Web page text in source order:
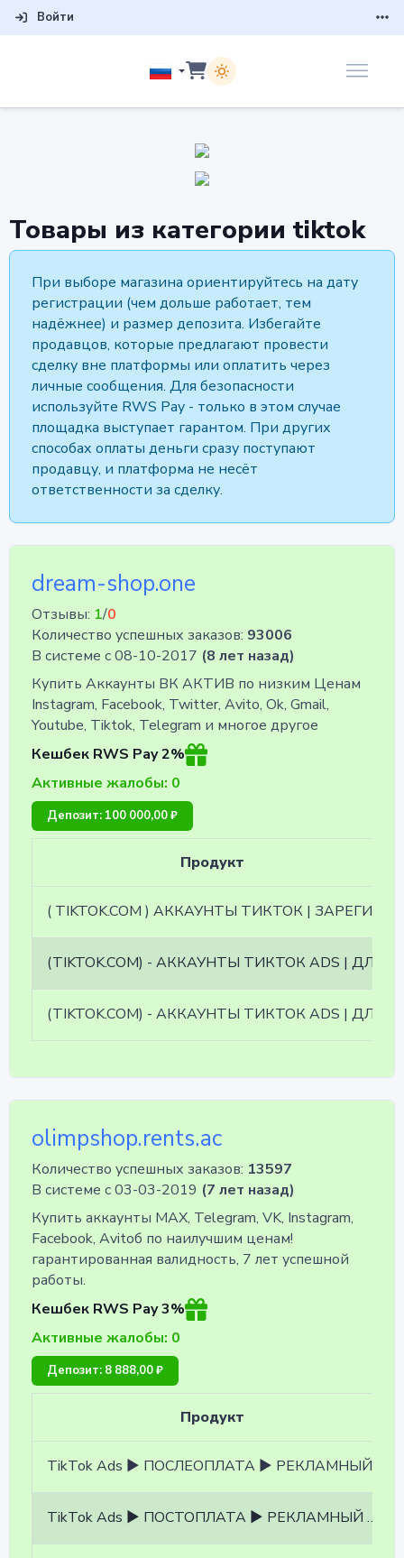
Войти
товары из категории tiktok
При выборе магазина ориентируйтесь на дату
регистрации (чем дольше работает, тем
надёжнее) и размер депозита. Избегайте
продавцов, которые предлагают провести
сделку вне платформы или оплатить через
личные сообщения. Для безопасности
используйте RWS Pay - только в этом случае
площадка выступает гарантом. При других
способах оплаты деньги сразу поступают
продавцу, и платформа не несёт
ответственности за сделку.
dream-shop.one
Отзывы: 1/0
Количество успешных заказов: 93006
В системе с 08-10-2017 (8 лет назад)
Купить Аккаунты ВК АКТИВ по низким Ценам
Instagram, Facebook, Twitter, Avito, Ok, Gmail,
Youtube, Tiktok, Telegram и многое другое
Кешбек RWS Pay 2%
Активные жалобы: 0
Депозит: 100 000,00 ₽
Продукт
olimpshop.rents.ac
Количество успешных заказов: 13597
В системе с 03-03-2019 (7 лет назад)
Купить аккаунты MAX, Telegram, VK, Instagram,
Facebook, Avitoб по наилучшим ценам!
гарантированная валидность, 7 лет успешной
работы.
Кешбек RWS Pay 3%
Активные жалобы: 0
Депозит: 8 888,00 ₽
Продукт
TikTok Ads ▶ ПОСТОПЛАТА ▶ РЕКЛАМНЫЙ КАБИНЕТ:ГЕРМАНИЯ ▶ БЕЗ НДС ▶ Открыто ГЕО ЕВРОПЫ ▶ валюта USD, POSTPAY